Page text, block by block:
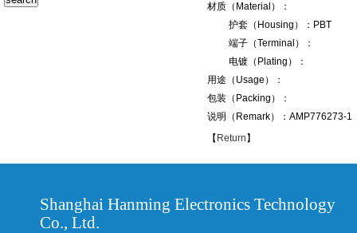
材质（Material）：
护套（Housing）：PBT
端子（Terminal）：
电镀（Plating）：
用途（Usage）：
包装（Packing）：
说明（Remark）：AMP776273-1
【 Return 】
Shanghai Hanming Electronics Technology
Co., Ltd.